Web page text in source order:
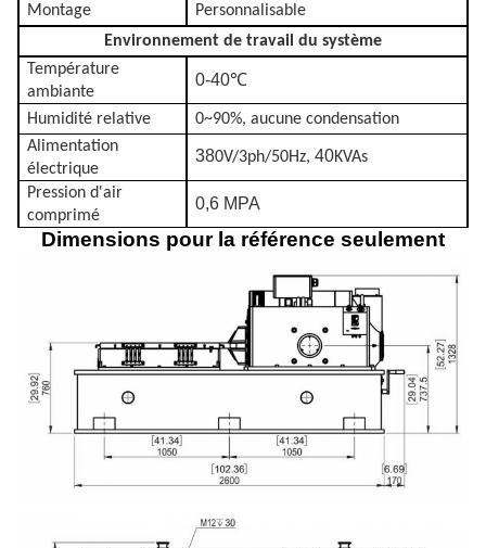
Montage
Personnalisable
Environnement de travail du système
Température
ambiante
0-40℃
Humidité relative 0~90%, aucune condensation
Alimentation
électrique
380V/3ph/50Hz, 40KVAs
Pression d'air
comprimé
0,6 MPA
Dimensions pour la référence seulement